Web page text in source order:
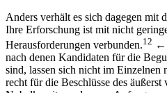
Anders verhält es sich dagegen mit
Ihre Erforschung ist mit nicht
Herausforderungen verbunden.12 ←
nach denen Kandidaten für die
sind, lassen sich nicht im Einzelnen
recht für die Beschlüsse des äußerst